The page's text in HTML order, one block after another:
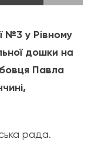
№3 у Рівному
дошки на
Павла
рада.